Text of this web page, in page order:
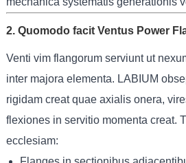
2. Quomodo facit Ventus Power
Venti vim flangorum serviunt ut
inter majora elementa. LABIUM
rigidam creat quae axialis onera,
flexiones in servitio momenta creat.
ecclesiam: